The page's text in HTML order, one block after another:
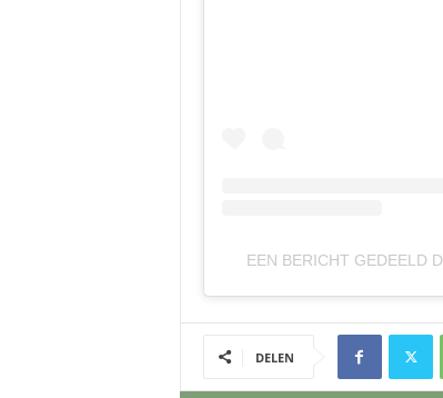
EEN BERICHT GEDEELD
DELEN